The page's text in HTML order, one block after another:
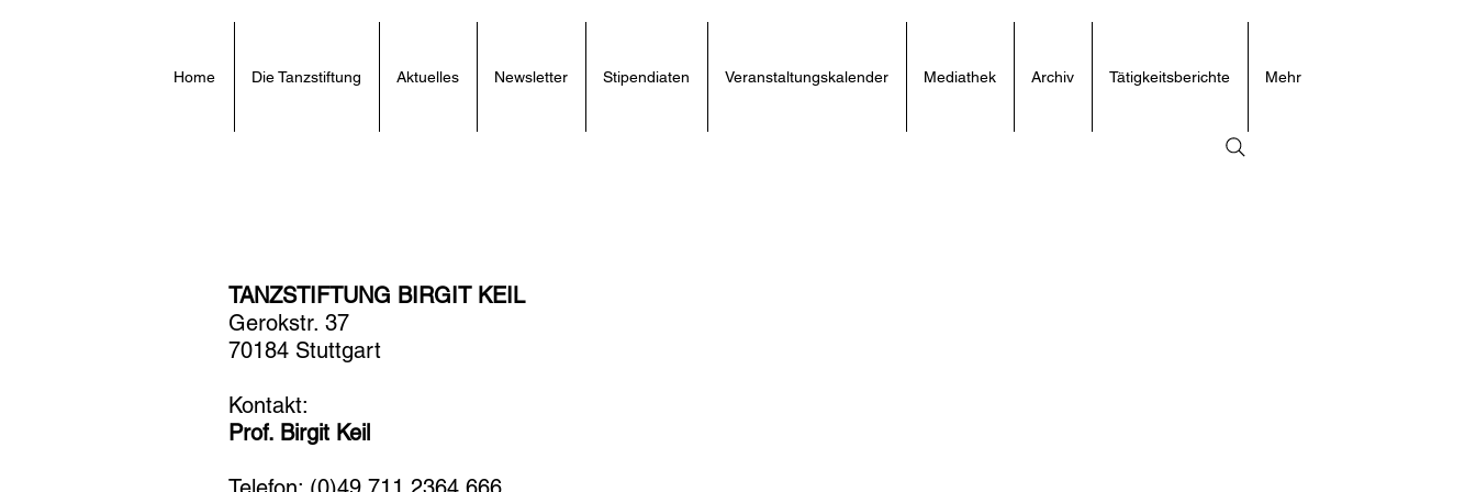
Home Die Tanzstiftung Aktuelles Newsletter Stipendiaten Veranstaltungskalender Mediathek Archiv Tätigkeitsberichte Mehr
TANZSTIFTUNG BIRGIT KEIL
Gerokstr. 37
70184 Stuttgart
Kontakt:
Prof. Birgit Keil